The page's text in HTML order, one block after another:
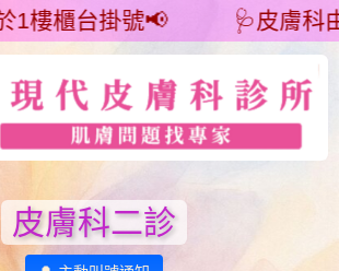
樓櫃台掛號📢 🩺皮膚科由蘇
皮膚科二診